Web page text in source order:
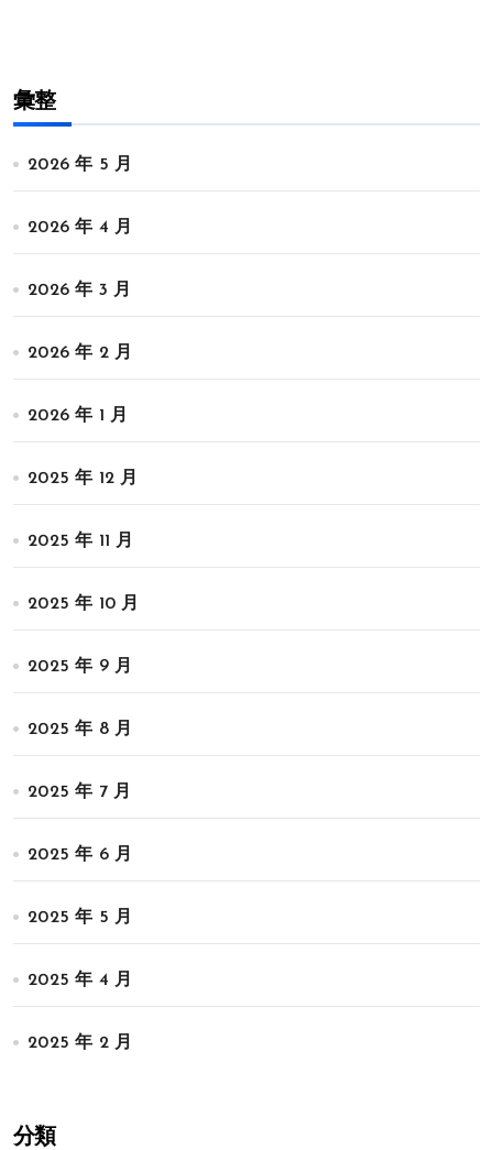
彙整
2026 年 5 月
2026 年 4 月
2026 年 3 月
2026 年 2 月
2026 年 1 月
2025 年 12 月
2025 年 11 月
2025 年 10 月
2025 年 9 月
2025 年 8 月
2025 年 7 月
2025 年 6 月
2025 年 5 月
2025 年 4 月
2025 年 2 月
分類